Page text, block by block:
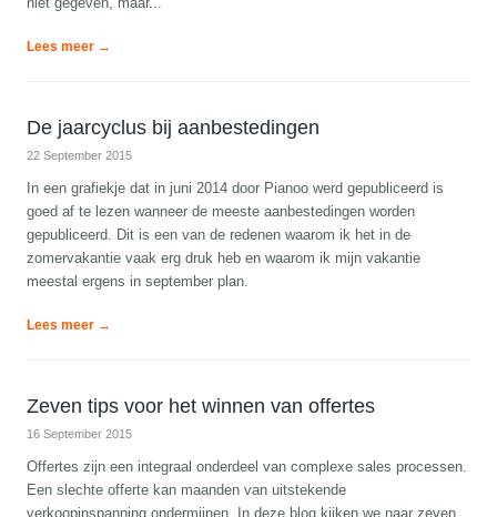
Lees meer →
De jaarcyclus bij aanbestedingen
22 September 2015
In een grafiekje dat in juni 2014 door Pianoo werd gepubliceerd is
goed af te lezen wanneer de meeste aanbestedingen worden
gepubliceerd. Dit is een van de redenen waarom ik het in de
zomervakantie vaak erg druk heb en waarom ik mijn vakantie
meestal ergens in september plan.
Lees meer →
Zeven tips voor het winnen van offertes
16 September 2015
Offertes zijn een integraal onderdeel van complexe sales processen.
Een slechte offerte kan maanden van uitstekende
verkoopinspanning ondermijnen. In deze blog kijken we naar zeven